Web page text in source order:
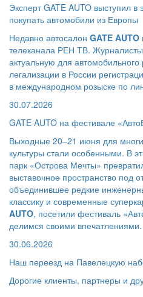
Эксперт GATE AUTO выступил
покупать автомобили из Европы
Недавно автосалон GATE AUTO
телеканала РЕН ТВ.
актуальную для
легализации в России
в международном розыске по
30.07.2026
GATE AUTO на фестивале
Выходные 20–21 июня для
культуры стали особенными. В
парк «Острова Мечты»
выставочное пространство под
объединившее редкие
классику и современные
AUTO, посетили фестиваль
делимся своими впечатлениями.
30.06.2026
Наш переезд на Павелецкую
Дорогие клиенты, партнеры и